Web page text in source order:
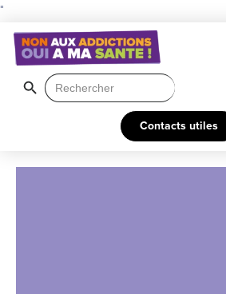
"
Search
for:
Search Button
Contacts utiles